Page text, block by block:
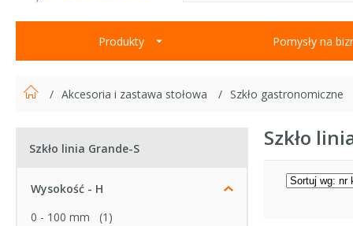
Produkty Pomysły na
Akcesoria i zastawa stołowa Szkło gastronomiczne
Szkło linia Grande-S
Wysokość - H
0 - 100 mm
(1)
Szkło